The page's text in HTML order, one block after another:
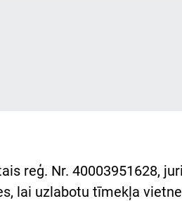
reģ. Nr. 40003951628,
lai uzlabotu tīmekļa